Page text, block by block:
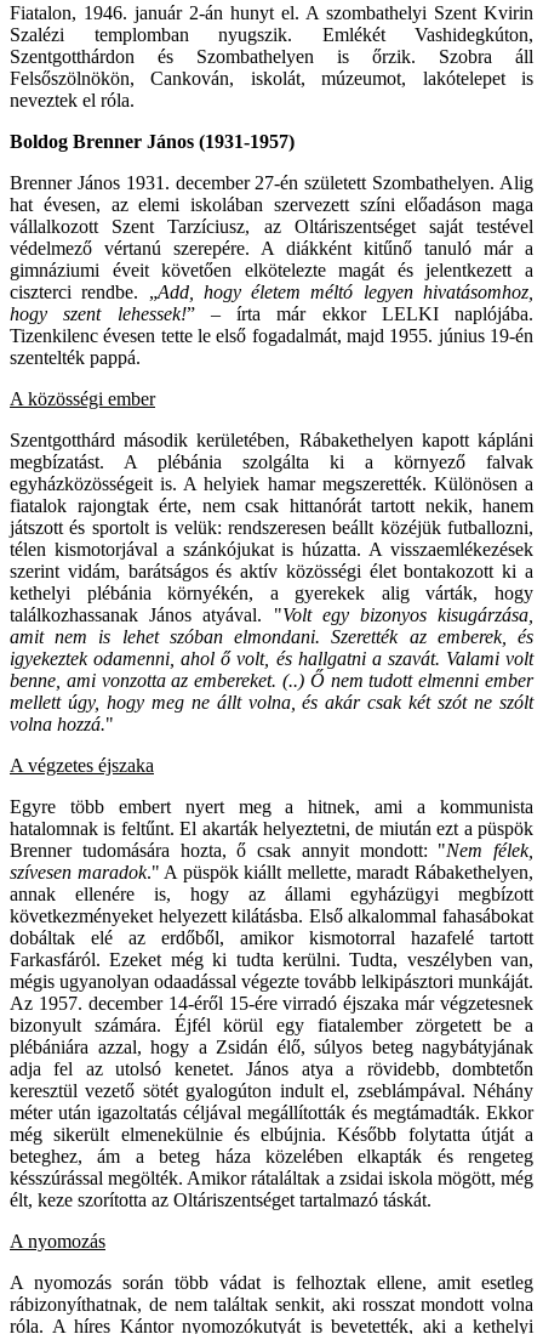
Fiatalon, 1946. január 2-án hunyt el. A szombathelyi Szent Kvirin
Szalézi templomban nyugszik. Emlékét Vashidegkúton,
Szentgotthárdon és Szombathelyen is őrzik. Szobra áll
Felsőszölnökön, Cankován, iskolát, múzeumot, lakótelepet is
neveztek el róla.
Boldog Brenner János (1931-1957)
Brenner János 1931. december 27-én született Szombathelyen. Alig
hat évesen, az elemi iskolában szervezett színi előadáson maga
vállalkozott Szent Tarzíciusz, az Oltáriszentséget saját testével
védelmező vértanú szerepére. A diákként kitűnő tanuló már a
gimnáziumi éveit követően elkötelezte magát és jelentkezett a
ciszterci rendbe. „Add, hogy életem méltó legyen hivatásomhoz,
hogy szent lehessek!” – írta már ekkor LELKI naplójába.
Tizenkilenc évesen tette le első fogadalmát, majd 1955. június 19-én
szentelték pappá.
A közösségi ember
Szentgotthárd második kerületében, Rábakethelyen kapott kápláni
megbízatást. A plébánia szolgálta ki a környező falvak
egyházközösségeit is. A helyiek hamar megszerették. Különösen a
fiatalok rajongtak érte, nem csak hittanórát tartott nekik, hanem
játszott és sportolt is velük: rendszeresen beállt közéjük futballozni,
télen kismotorjával a szánkójukat is húzatta. A visszaemlékezések
szerint vidám, barátságos és aktív közösségi élet bontakozott ki a
kethelyi plébánia környékén, a gyerekek alig várták, hogy
találkozhassanak János atyával. "Volt egy bizonyos kisugárzása,
amit nem is lehet szóban elmondani. Szerették az emberek, és
igyekeztek odamenni, ahol ő volt, és hallgatni a szavát. Valami volt
benne, ami vonzotta az embereket. (..) Ő nem tudott elmenni ember
mellett úgy, hogy meg ne állt volna, és akár csak két szót ne szólt
volna hozzá."
A végzetes éjszaka
Egyre több embert nyert meg a hitnek, ami a kommunista
hatalomnak is feltűnt. El akarták helyeztetni, de miután ezt a püspök
Brenner tudomására hozta, ő csak annyit mondott: "Nem félek,
szívesen maradok." A püspök kiállt mellette, maradt Rábakethelyen,
annak ellenére is, hogy az állami egyházügyi megbízott
következményeket helyezett kilátásba. Első alkalommal fahasábokat
dobáltak elé az erdőből, amikor kismotorral hazafelé tartott
Farkasfáról. Ezeket még ki tudta kerülni. Tudta, veszélyben van,
mégis ugyanolyan odaadással végezte tovább lelkipásztori munkáját.
Az 1957. december 14-éről 15-ére virradó éjszaka már végzetesnek
bizonyult számára. Éjfél körül egy fiatalember zörgetett be a
plébániára azzal, hogy a Zsidán élő, súlyos beteg nagybátyjának
adja fel az utolsó kenetet. János atya a rövidebb, dombtetőn
keresztül vezető sötét gyalogúton indult el, zseblámpával. Néhány
méter után igazoltatás céljával megállították és megtámadták. Ekkor
még sikerült elmenekülnie és elbújnia. Később folytatta útját a
beteghez, ám a beteg háza közelében elkapták és rengeteg
késszúrással megölték. Amikor rátaláltak a zsidai iskola mögött, még
élt, keze szorította az Oltáriszentséget tartalmazó táskát.
A nyomozás
A nyomozás során több vádat is felhoztak ellene, amit esetleg
rábizonyíthatnak, de nem találtak senkit, aki rosszat mondott volna
róla. A híres Kántor nyomozókutyát is bevetették, aki a kethelyi